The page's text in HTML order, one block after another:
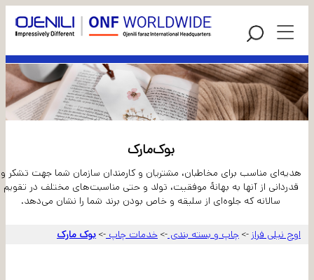
بوک‌مارک
هدیه‌ای مناسب برای مخاطبان، مشتریان و کارمندان سازمان شما جهت تشکر و
قدردانی از آنها به بهانهٔ موفقیت، تولد و حتی مناسبت‌های مختلف در تقویم
سالانه که جلوه‌ای از سلیقه و خاص بودن برند شما را نشان می‌دهد.
اوج نیلی فراز -> چاپ و بسته بندی-> خدمات چاپ-> بوک مارک